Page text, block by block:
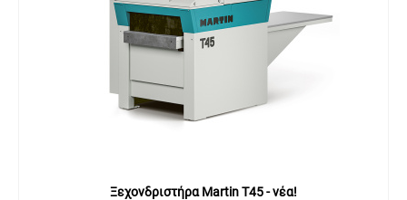
Ξεχονδριστήρα Martin T45 - νέα!